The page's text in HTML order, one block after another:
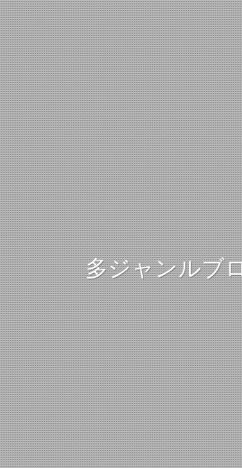
多ジャンルブ